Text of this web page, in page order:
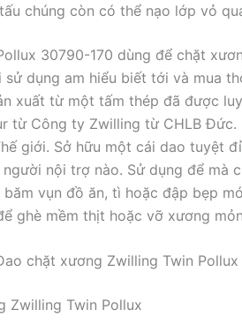
chúng còn có thể nạo lớp vỏ
30790-170 dùng để chặt
dụng am hiểu biết tới và mua
xuất từ một tấm thép đã được
từ Công ty Zwilling từ CHLB Đức.
giới. Sở hữu một cái dao tuyệt
nội trợ nào. Sử dụng để mà
vụn đồ ăn, tì hoặc đập bẹp
ghè mềm thịt hoặc vỡ xương
chặt xương Zwilling Twin Pollux
Zwilling Twin Pollux